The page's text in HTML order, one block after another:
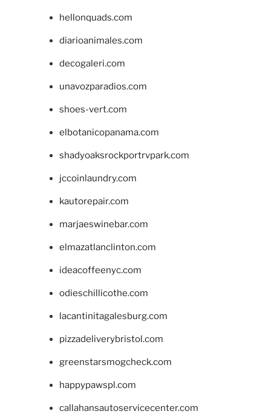
hellonquads.com
diarioanimales.com
decogaleri.com
unavozparadios.com
shoes-vert.com
elbotanicopanama.com
shadyoaksrockportrvpark.com
jccoinlaundry.com
kautorepair.com
marjaeswinebar.com
elmazatlanclinton.com
ideacoffeenyc.com
odieschillicothe.com
lacantinitagalesburg.com
pizzadeliverybristol.com
greenstarsmogcheck.com
happypawspl.com
callahansautoservicecenter.com